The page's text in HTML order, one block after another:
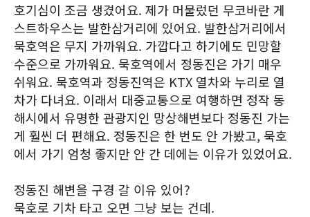
호기심이 조금 생겼어요. 제가 머물렀던 무코바란 게
스트하우스는 발한삼거리에 있어요. 발한삼거리에서
묵호역은 무지 가까워요. 가깝다고 하기에도 민망할
수준으로 가까워요. 묵호역에서 정동진은 가기 매우
쉬워요. 묵호역과 정동진역은 KTX 열차와 누리로 열
차가 다녀요. 이래서 대중교통으로 여행하면 정작 동
해시에서 유명한 관광지인 망상해변보다 정동진 가는
게 훨씬 더 편해요. 정동진은 한 번도 안 가봤고, 묵호
에서 가기 엄청 좋지만 안 간 데에는 이유가 있었어요.
정동진 해변을 구경 갈 이유 있어?
묵호로 기차 타고 오면 그냥 보는 건데.